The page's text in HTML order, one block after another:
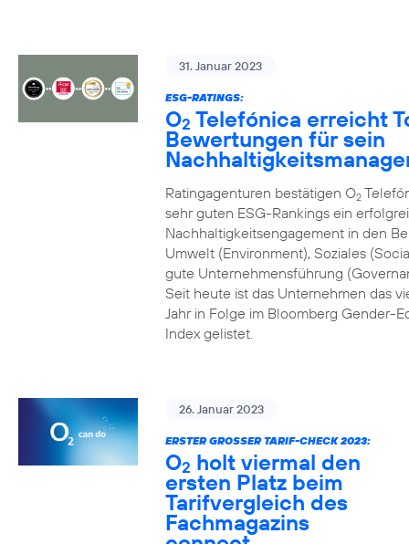
31. Januar 2023
ESG-RATINGS:
O2 Telefónica erreicht
Bewertungen für sein
Ratingagenturen bestätigen O2
sehr guten ESG-Rankings ein
Nachhaltigkeitsengagement in den
Umwelt (Environment), Soziales
gute Unternehmensführung
Seit heute ist das Unternehmen das
Jahr in Folge im Bloomberg Gender-
Index gelistet.
26. Januar 2023
ERSTER GROSSER TARIF-CHECK 2023:
O2 holt viermal den
ersten Platz beim
Tarifvergleich des
Fachmagazins